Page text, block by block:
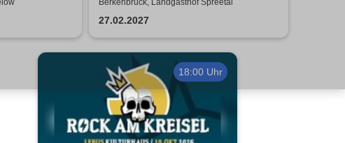
| Florian Poldrack
Zauberkunst
Berkenbrück, Landgasthof Spreetal
27.02.2027
18:00 Uhr